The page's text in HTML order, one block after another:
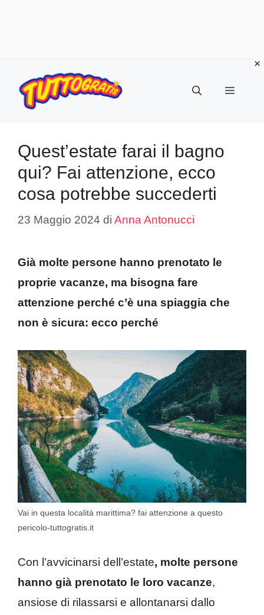
contenuto
Menu
Quest’estate farai il bagno
qui? Fai attenzione, ecco
cosa potrebbe succederti
23 Maggio 2024 di Anna Antonucci
Già molte persone hanno prenotato le
proprie vacanze, ma bisogna fare
attenzione perché c’è una spiaggia che
non è sicura: ecco perché
Vai in questa località marittima? fai attenzione a questo
pericolo-tuttogratis.it
Con l’avvicinarsi dell’estate, molte persone
hanno già prenotato le loro vacanze,
ansiose di rilassarsi e allontanarsi dallo